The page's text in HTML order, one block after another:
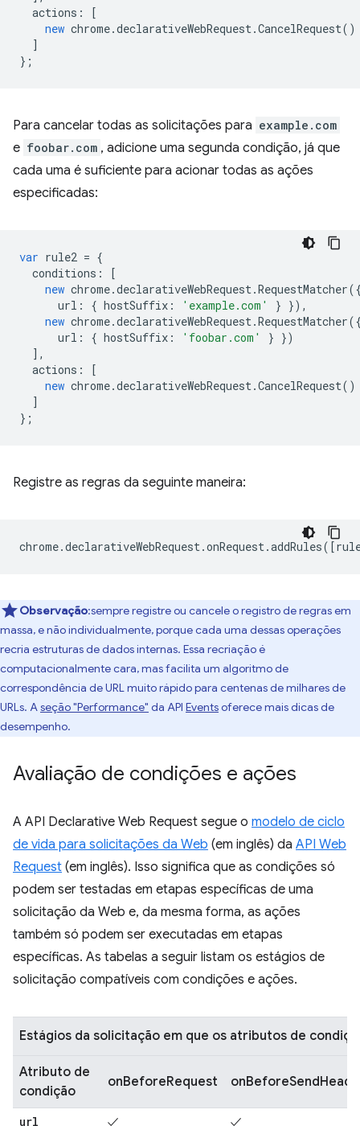
actions :
[
new chrome.declarativeWebRequest.CancelRequest()
]
};
Para cancelar todas as solicitações para example.com
e foobar.com , adicione uma segunda condição, já que
cada uma é suficiente para acionar todas as ações
especificadas:
var rule2 = {
conditions :
[
new chrome.declarativeWebRequest.RequestMatcher
url : { hostSuffix : 'example.com' } }),
new chrome.declarativeWebRequest.RequestMatcher
url : { hostSuffix : 'foobar.com' } })
],
actions :
[
new chrome.declarativeWebRequest.CancelRequest()
]
};
Registre as regras da seguinte maneira:
chrome.declarativeWebRequest.onRequest.addRules([
Observação:sempre registre ou cancele o registro de regras em
massa, e não individualmente, porque cada uma dessas operações
recria estruturas de dados internas. Essa recriação é
computacionalmente cara, mas facilita um algoritmo de
correspondência de URL muito rápido para centenas de milhares de
URLs. Aseção "Performance" da API Eventsoferece mais dicas de
desempenho.
Avaliação de condições e ações
A API Declarative Web Request segue o modelo de ciclo
de vida para solicitações da Web (em inglês) da API Web
Request (em inglês). Isso significa que as condições só
podem ser testadas em etapas específicas de uma
solicitação da Web e, da mesma forma, as ações
também só podem ser executadas em etapas
específicas. As tabelas a seguir listam os estágios de
solicitação compatíveis com condições e ações.
Estágios da solicitação em que os atributos de
Atributo de
condição
onBeforeRequest
url ✓ ✓